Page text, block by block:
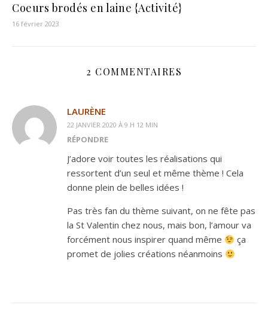
Coeurs brodés en laine {Activité}
16 février 2023
2 COMMENTAIRES
LAURÈNE
22 JANVIER 2020 À 9 H 12 MIN
RÉPONDRE
J’adore voir toutes les réalisations qui
ressortent d’un seul et même thème ! Cela
donne plein de belles idées !
Pas très fan du thème suivant, on ne fête pas
la St Valentin chez nous, mais bon, l’amour va
forcément nous inspirer quand même
ça
promet de jolies créations néanmoins